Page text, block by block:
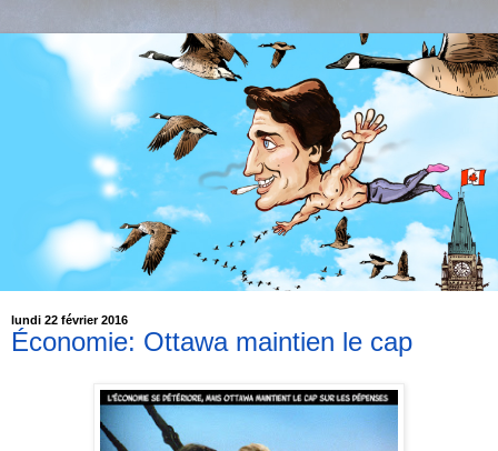
lundi 22 février 2016
Économie: Ottawa maintien le cap